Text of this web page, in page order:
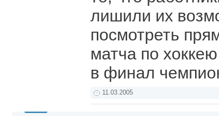
лишили их
посмотреть
матча по
в финал
11.03.2005